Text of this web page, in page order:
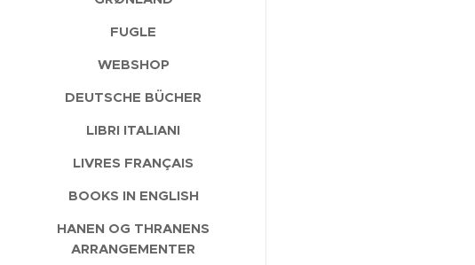
FUGLE
WEBSHOP
DEUTSCHE BÜCHER
LIBRI ITALIANI
LIVRES FRANÇAIS
BOOKS IN ENGLISH
HANEN OG THRANENS
ARRANGEMENTER